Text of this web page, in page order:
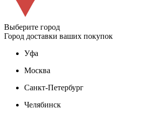
Выберите город
Город доставки ваших покупок
Уфа
Москва
Санкт-Петербург
Челябинск